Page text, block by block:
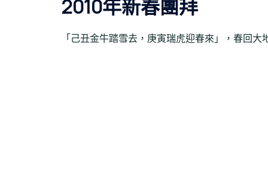
2010年新春團拜
「己丑金牛踏雪去，庚寅瑞虎迎春來」，春回